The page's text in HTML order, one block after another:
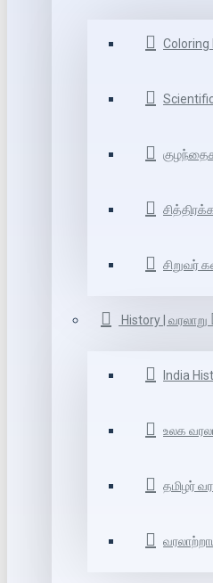
Coloring
சிறுவர்
History | வரலாறு
India
உலக
தமிழர்